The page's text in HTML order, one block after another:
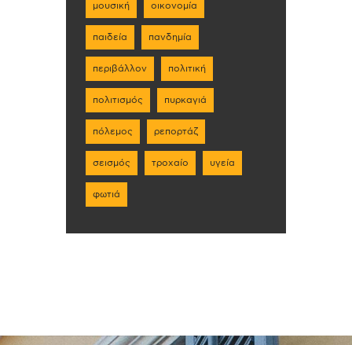
μουσική οικονομία
παιδεία πανδημία
περιβάλλον πολιτική
πολιτισμός πυρκαγιά
πόλεμος ρεπορτάζ
σεισμός τροχαίο υγεία
φωτιά